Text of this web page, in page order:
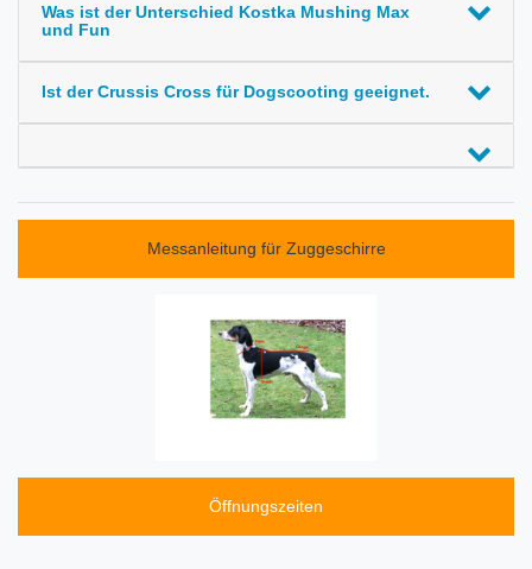
Was ist der Unterschied Kostka Mushing Max
und Fun
Ist der Crussis Cross für Dogscooting geeignet.
Messanleitung für Zuggeschirre
Öffnungszeiten